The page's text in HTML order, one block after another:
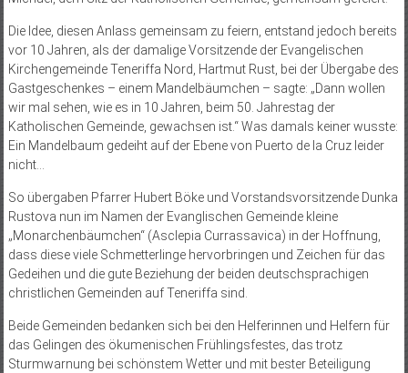
Die Idee, diesen Anlass gemeinsam zu feiern, entstand jedoch bereits
vor 10 Jahren, als der damalige Vorsitzende der Evangelischen
Kirchengemeinde Teneriffa Nord, Hartmut Rust, bei der Übergabe des
Gastgeschenkes – einem Mandelbäumchen – sagte: „Dann wollen
wir mal sehen, wie es in 10 Jahren, beim 50. Jahrestag der
Katholischen Gemeinde, gewachsen ist.“ Was damals keiner wusste:
Ein Mandelbaum gedeiht auf der Ebene von Puerto de la Cruz leider
nicht…
So übergaben Pfarrer Hubert Böke und Vorstandsvorsitzende Dunka
Rustova nun im Namen der Evanglischen Gemeinde kleine
„Monarchenbäumchen“ (Asclepia Currassavica) in der Hoffnung,
dass diese viele Schmetterlinge hervorbringen und Zeichen für das
Gedeihen und die gute Beziehung der beiden deutschsprachigen
christlichen Gemeinden auf Teneriffa sind.
Beide Gemeinden bedanken sich bei den Helferinnen und Helfern für
das Gelingen des ökumenischen Frühlingsfestes, das trotz
Sturmwarnung bei schönstem Wetter und mit bester Beteiligung